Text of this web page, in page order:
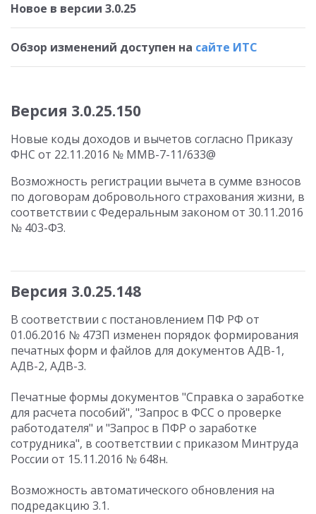
Новое в версии 3.0.25
Обзор изменений доступен на сайте ИТС
Версия 3.0.25.150
Новые коды доходов и вычетов согласно Приказу
ФНС от 22.11.2016 № ММВ-7-11/633@
Возможность регистрации вычета в сумме взносов
по договорам добровольного страхования жизни, в
соответствии с Федеральным законом от 30.11.2016
№ 403-ФЗ.
Версия 3.0.25.148
В соответствии с постановлением ПФ РФ от
01.06.2016 № 473П изменен порядок формирования
печатных форм и файлов для документов АДВ-1,
АДВ-2, АДВ-3.
Печатные формы документов "Справка о заработке
для расчета пособий", "Запрос в ФСС о проверке
работодателя" и "Запрос в ПФР о заработке
сотрудника", в соответствии с приказом Минтруда
России от 15.11.2016 № 648н.
Возможность автоматического обновления на
подредакцию 3.1.